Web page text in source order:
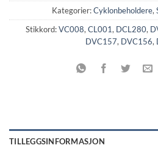
Kategorier:Cyklonbeholdere,
Stikkord:VC008, CL001, DCL280,
DVC157, DVC156,
TILLEGGSINFORMASJON